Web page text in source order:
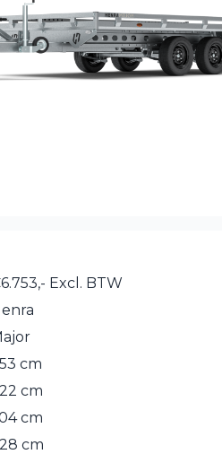
Excl. BTW
cm
cm
cm
cm